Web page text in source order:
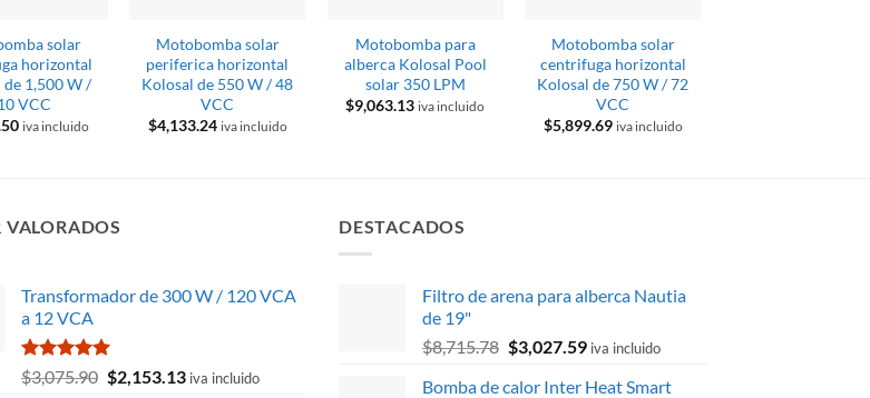
solar
horizontal
de 1,500 W /
VCC
iva incluido
Motobomba solar
periferica horizontal
Kolosal de 550 W / 48
VCC
$4,133.24 iva incluido
Motobomba para
alberca Kolosal Pool
solar 350 LPM
$9,063.13 iva incluido
Motobomba solar
centrifuga horizontal
Kolosal de 750 W / 72
VCC
$5,899.69 iva incluido
VALORADOS
Transformador de 300 W / 120 VCA
a 12 VCA
Valorado
con
$3,075.90 El
$2,153.13Eliva incluido
DESTACADOS
Filtro de arena para alberca Nautia
de 19"
$8,715.78 El
original
$3,027.59El
actual
iva incluido
Bomba de calor Inter Heat Smart